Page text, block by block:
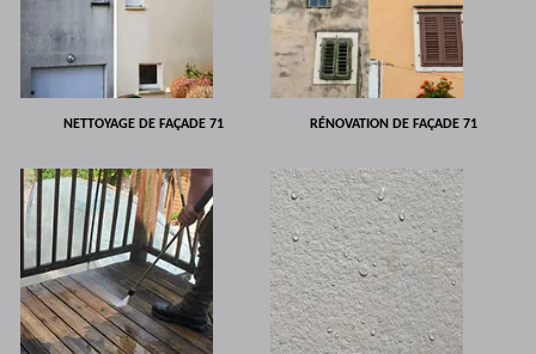
NETTOYAGE DE FAÇADE 71 RÉNOVATION DE FAÇADE 71